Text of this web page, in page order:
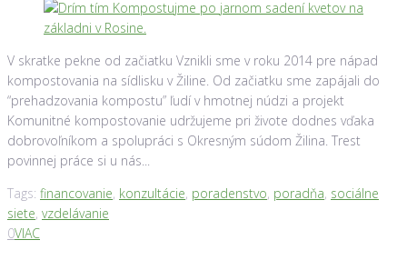
V skratke pekne od začiatku Vznikli sme v roku 2014 pre nápad
kompostovania na sídlisku v Žiline. Od začiatku sme zapájali do
“prehadzovania kompostu” ľudí v hmotnej núdzi a projekt
Komunitné kompostovanie udržujeme pri živote dodnes vďaka
dobrovoľníkom a spolupráci s Okresným súdom Žilina. Trest
povinnej práce si u nás...
Tags: financovanie, konzultácie, poradenstvo, poradňa, sociálne
siete, vzdelávanie
0VIAC